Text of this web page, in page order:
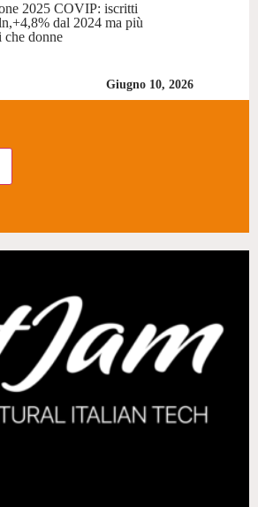
2025 COVIP: iscritti
dal 2024 ma più
che donne
Giugno 10, 2026